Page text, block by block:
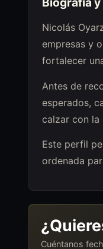
Nicolás
empresas y
fortalecer
Antes de
esperados,
calzar con
Este perfil
ordenada
Cuéntanos